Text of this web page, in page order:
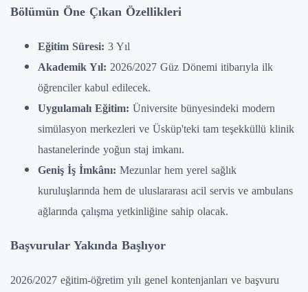
Bölümün Öne Çıkan Özellikleri
Eğitim Süresi: 3 Yıl
Akademik Yıl: 2026/2027 Güz Dönemi itibarıyla ilk
öğrenciler kabul edilecek.
Uygulamalı Eğitim: Üniversite bünyesindeki modern
simülasyon merkezleri ve Üsküp'teki tam teşekküllü klinik
hastanelerinde yoğun staj imkanı.
Geniş İş İmkânı: Mezunlar hem yerel sağlık
kuruluşlarında hem de uluslararası acil servis ve ambulans
ağlarında çalışma yetkinliğine sahip olacak.
Başvurular Yakında Başlıyor
2026/2027 eğitim-öğretim yılı genel kontenjanları ve başvuru